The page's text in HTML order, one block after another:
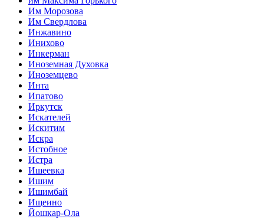
Им Морозова
Им Свердлова
Инжавино
Инихово
Инкерман
Иноземная Духовка
Иноземцево
Инта
Ипатово
Иркутск
Искателей
Искитим
Искра
Истобное
Истра
Ишеевка
Ишим
Ишимбай
Ищеино
Йошкар-Ола